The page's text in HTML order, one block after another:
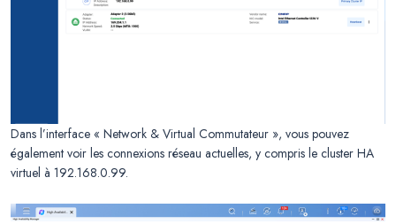
Dans l’interface « Network & Virtual Commutateur », vous pouvez
également voir les connexions réseau actuelles, y compris le cluster HA
virtuel à 192.168.0.99.